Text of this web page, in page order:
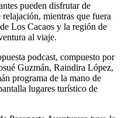
pueden disfrutar de
mientras que fuera
Los Cacaos y la región de
al viaje.
podcast, compuesto por
Guzmán, Raindira López,
programa de la mano de
lugares turístico de